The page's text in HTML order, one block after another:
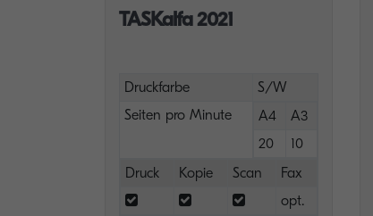
TASKalfa 2021
Druckfarbe
S/W
Seiten pro Minute
A4
A3
20
10
Druck
Kopie Scan
Fax
opt.